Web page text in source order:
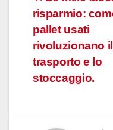
articoli
risparmio:
pallet usati
rivoluzionano il
trasporto e lo
stoccaggio.